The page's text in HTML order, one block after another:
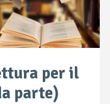
per il
parte)